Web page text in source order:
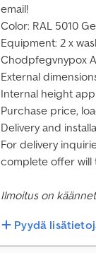
email!
Color: RAL 5010
Equipment: 2 x
Chodpfegvnypox
External
Internal height
Purchase price,
Delivery and
For delivery
complete offer
Ilmoitus on
Pyydä